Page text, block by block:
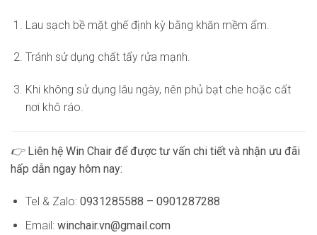
Lau sạch bề mặt ghế định kỳ bằng khăn mềm ẩm.
Tránh sử dụng chất tẩy rửa mạnh.
Khi không sử dụng lâu ngày, nên phủ bạt che hoặc cất
nơi khô ráo.
👉 Liên hệ Win Chair để được tư vấn chi tiết và nhận ưu đãi
hấp dẫn ngay hôm nay:
Tel & Zalo: 0931285588 – 0901287288
Email: winchair.vn@gmail.com